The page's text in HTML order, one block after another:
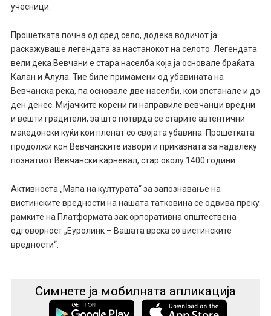
учесници.
Прошетката почна од сред село, додека водичот ја
раскажуваше легендата за настанокот на селото. Легендата
вели дека Вевчани е стара населба која ја основале браќата
Калан и Алула. Тие биле примамени од убавината на
Вевчанска река, па основале две населби, кои опстанале и до
ден денес. Мијачките корени ги направиле вевчанци вредни
и вешти градители, за што потврда се старите автентични
македонски куќи кои пленат со својата убавина. Прошетката
продолжи кон Вевчанските извори и приказната за надалеку
познатиот Вевчански карневал, стар околу 1400 години.
Активноста „Мапа на културата“ за запознавање на
вистинските вредности на нашата татковина се одвива преку
рамките на Платформата зак орпоративна општествена
одговорност „Еуролинк – Вашата врска со вистинските
вредности“.
Симнете ја мобилната апликација